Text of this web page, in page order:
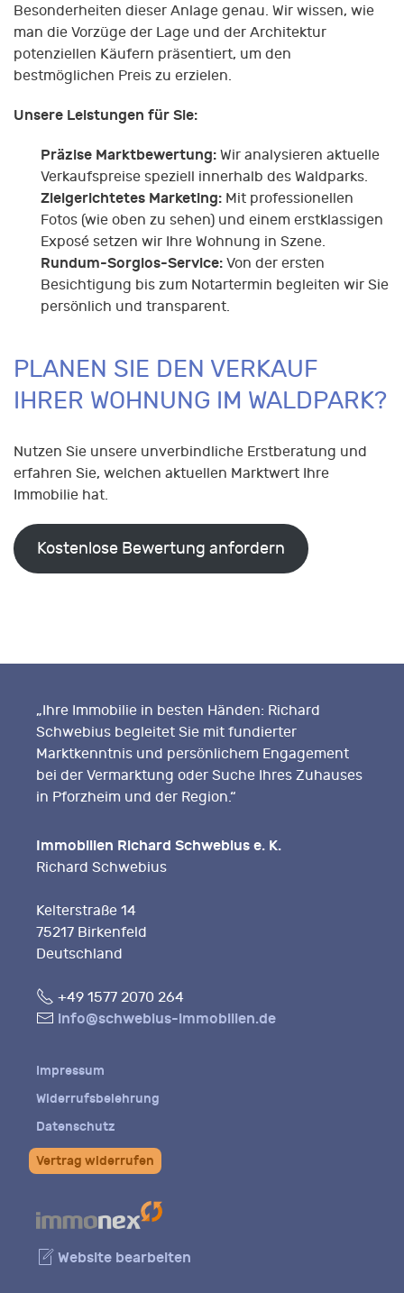
Besonderheiten dieser Anlage genau. Wir wissen, wie
man die Vorzüge der Lage und der Architektur
potenziellen Käufern präsentiert, um den
bestmöglichen Preis zu erzielen.
Unsere Leistungen für Sie:
Präzise Marktbewertung: Wir analysieren aktuelle
Verkaufspreise speziell innerhalb des Waldparks.
Zielgerichtetes Marketing: Mit professionellen
Fotos (wie oben zu sehen) und einem erstklassigen
Exposé setzen wir Ihre Wohnung in Szene.
Rundum-Sorglos-Service: Von der ersten
Besichtigung bis zum Notartermin begleiten wir Sie
persönlich und transparent.
PLANEN SIE DEN VERKAUF
IHRER WOHNUNG IM WALDPARK?
Nutzen Sie unsere unverbindliche Erstberatung und
erfahren Sie, welchen aktuellen Marktwert Ihre
Immobilie hat.
Kostenlose Bewertung anfordern
„Ihre Immobilie in besten Händen: Richard
Schwebius begleitet Sie mit fundierter
Marktkenntnis und persönlichem Engagement
bei der Vermarktung oder Suche Ihres Zuhauses
in Pforzheim und der Region.“
Immobilien Richard Schwebius e. K.
Richard Schwebius
Kelterstraße 14
75217 Birkenfeld
Deutschland
Fon+49 1577 2070 264
E- info@schwebius-immobilien.de
Impressum
Widerrufsbelehrung
Datenschutz
Vertrag widerrufen
Website bearbeiten